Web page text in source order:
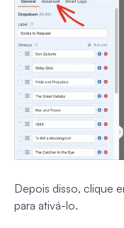
Depois disso, clique
para ativá-lo.